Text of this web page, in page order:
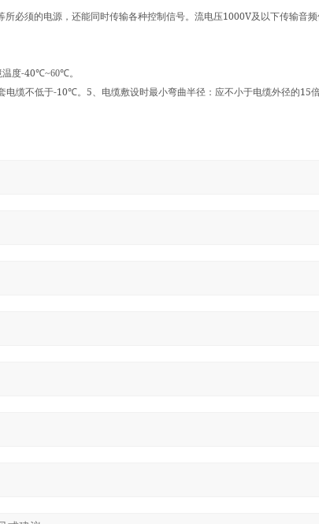
所必须的电源，还能同时传输各种控制信号。流电压1000V及以下传输音
温度-40℃~60℃。
电缆不低于-10℃。 5、电缆敷设时最小弯曲半径：应不小于电缆外径的15